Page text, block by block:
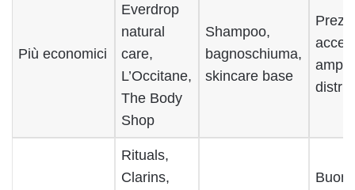
Più economici
Everdrop
natural
care,
L’Occitane,
The Body
Shop
Shampoo,
bagnoschiuma,
skincare base
ampia
Rituals,
Clarins,